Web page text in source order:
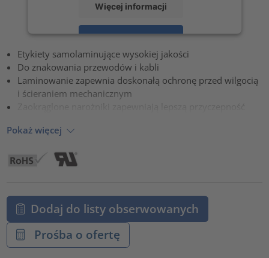
Więcej informacji
Zaakceptuj
powered by Usercentrics Consent Management Platform
Etykiety samolaminujące wysokiej jakości
Do znakowania przewodów i kabli
Laminowanie zapewnia doskonałą ochronę przed wilgocią
i ścieraniem mechanicznym
Pokaż więcej
Dodaj do listy obserwowanych
Prośba o ofertę